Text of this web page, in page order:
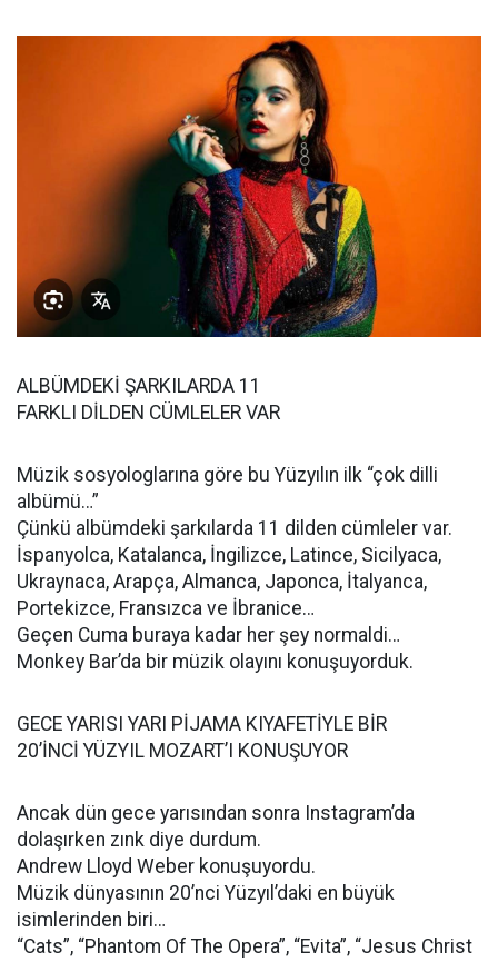
ALBÜMDEKİ ŞARKILARDA 11
FARKLI DİLDEN CÜMLELER VAR
Müzik sosyologlarına göre bu Yüzyılın ilk “çok dilli
albümü…”
Çünkü albümdeki şarkılarda 11 dilden cümleler var.
İspanyolca, Katalanca, İngilizce, Latince, Sicilyaca,
Ukraynaca, Arapça, Almanca, Japonca, İtalyanca,
Portekizce, Fransızca ve İbranice…
Geçen Cuma buraya kadar her şey normaldi…
Monkey Bar’da bir müzik olayını konuşuyorduk.
GECE YARISI YARI PİJAMA KIYAFETİYLE BİR
20’İNCİ YÜZYIL MOZART’I KONUŞUYOR
Ancak dün gece yarısından sonra Instagram’da
dolaşırken zınk diye durdum.
Andrew Lloyd Weber konuşuyordu.
Müzik dünyasının 20’nci Yüzyıl’daki en büyük
isimlerinden biri…
“Cats”, “Phantom Of The Opera”, “Evita”, “Jesus Christ